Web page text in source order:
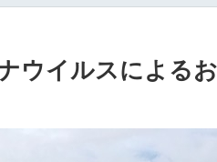
ウイルスによる